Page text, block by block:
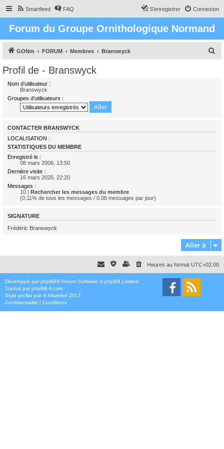
Smartfeed FAQ Connexion
S’enregistrer
Forum du Groupe Ornithologique Normand
GONm FORUM Membres Branswyck
Profil de - Branswyck
Nom d’utilisateur :
Branswyck
Groupes d’utilisateurs :
CONTACTER BRANSWYCK
LOCALISATION :
STATISTIQUES DU MEMBRE
Enregistré le :
08 mars 2006, 13:50
Dernière visite :
16 mars 2026, 22:20
Messages :
10 | Rechercher les messages du membre
(0.11% de tous les messages / 0.00 messages par jour)
SIGNATURE
Frédéric Branswyck
Aller à
Heures au format UTC+02:00
Développé par phpBB® Forum Software © phpBB Limited
Traduit par phpBB-fr.com
Style proflat par ©Mazeltof 2017
Confidentialité | Conditions